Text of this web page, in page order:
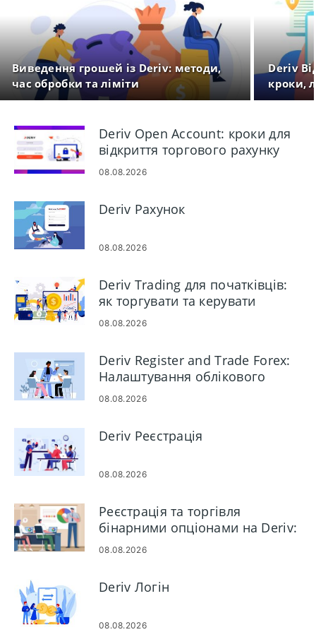
Виведення грошей із Deriv: методи,
час обробки та ліміти
Deriv
кроки,
Deriv Open Account: кроки для
відкриття торгового рахунку
08.08.2026
Deriv Рахунок
08.08.2026
Deriv Trading для початківців:
як торгувати та керувати
ризиками
08.08.2026
Deriv Register and Trade Forex:
Налаштування облікового
запису та кроки для торгівлі
08.08.2026
Deriv Реєстрація
08.08.2026
Реєстрація та торгівля
бінарними опціонами на Deriv:
крок за кроком
08.08.2026
Deriv Логін
08.08.2026